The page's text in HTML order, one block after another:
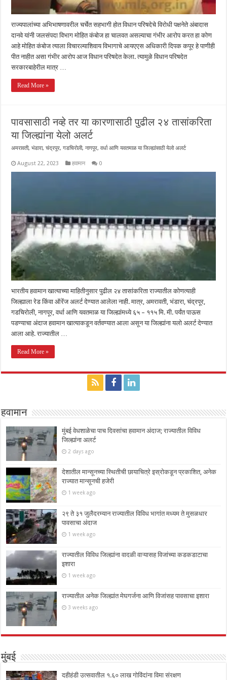
राज्यपालांच्या अभिभाषणावरील चर्चेत सहभागी होत विधान परिषदेचे विरोधी पक्षनेते अंबादास
दानवे यांनी जलसंपदा विभाग मोहित कंबोज हा चालवत असल्याचा गंभीर आरोप करत हा कोण
आहे मोहित कंबोज त्याला विचारल्याशिवाय विभागाचे आयएएस अधिकारी दिपक कपूर हे पाणीही
पीत नाहीत असा गंभीर आरोप आज विधान परिषदेत केला. त्यामुळे विधान परिषदेत
सरकारबाहेरील मात्र …
Read More »
पावसासाठी नव्हे तर या कारणासाठी पुढील २४ तासांकरिता
या जिल्ह्यांना येलो अलर्ट
अमरावती, भंडारा, चंद्रपूर, गडचिरोली, नागपूर, वर्धा आणि यवतमाळ या जिल्ह्यांसाठी येलो अलर्ट
August 22, 2023 हवामान 0
भारतीय हवामान खात्याच्या माहितीनुसार पुढील २४ तासांकरिता राज्यातील कोणत्याही
जिल्ह्याला रेड किंवा ऑरेंज अलर्ट देण्यात आलेला नाही. मात्र, अमरावती, भंडारा, चंद्रपूर,
गडचिरोली, नागपूर, वर्धा आणि यवतमाळ या जिल्ह्यांमध्ये ६५ – ११५ मि. मी. पर्यंत पाऊस
पडण्याचा अंदाज हवामान खात्याकडून वर्तवण्यात आला असून या जिल्ह्यांना यलो अलर्ट देण्यात
आला आहे. राज्यातील …
Read More »
हवामान
मुंबई वेधशाळेचा पाच दिवसांचा हवामान अंदाज; राज्यातील विविध
जिल्ह्यांना अलर्ट
2 days ago
देशातील मान्सूनच्या स्थितीची छायाचित्रे इस्रोकडून प्रकाशित, अनेक
राज्यात मान्सूनची हजेरी
1 week ago
२९ ते ३१ जुलैदरम्यान राज्यातील विविध भागांत मध्यम ते मुसळधार
पावसाचा अंदाज
1 week ago
राज्यातील विविध जिल्ह्यांना वादळी वाऱ्यासह विजांच्या कडकडाटाचा
इशारा
1 week ago
राज्यातील अनेक जिल्ह्यांत मेघगर्जना आणि विजांसह पावसाचा इशारा
3 weeks ago
मुंबई
दहीहंडी उत्सवातील १.६० लाख गोविंदांना विमा संरक्षण